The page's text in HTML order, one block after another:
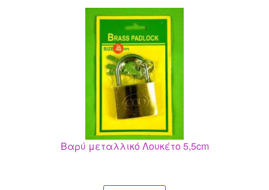
Βαρύ μεταλλικό Λουκέτο 5,5cm